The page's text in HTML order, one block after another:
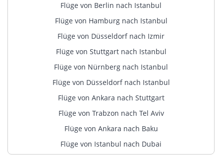
Flüge von Berlin nach Istanbul
Flüge von Hamburg nach Istanbul
Flüge von Düsseldorf nach Izmir
Flüge von Stuttgart nach Istanbul
Flüge von Nürnberg nach Istanbul
Flüge von Düsseldorf nach Istanbul
Flüge von Ankara nach Stuttgart
Flüge von Trabzon nach Tel Aviv
Flüge von Ankara nach Baku
Flüge von Istanbul nach Dubai